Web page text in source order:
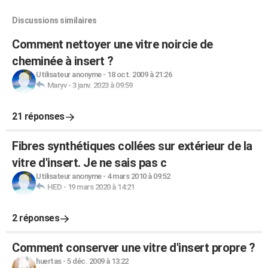
Discussions similaires
Comment nettoyer une vitre noircie de
cheminée à insert ?
Utilisateur anonyme- 18 oct. 2009 à 21:26
Maryv- 3 janv. 2023 à 09:59
21 réponses
Fibres synthétiques collées sur extérieur de la
vitre d'insert. Je ne sais pas c
Utilisateur anonyme- 4 mars 2010 à 09:52
HED - 19 mars 2020 à 14:21
2 réponses
Comment conserver une vitre d'insert propre ?
huertas- 5 déc. 2009 à 13:22